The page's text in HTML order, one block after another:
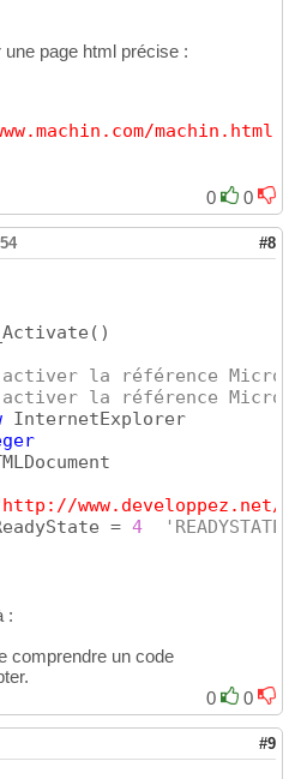
page html précise :
machin.html"
0 0
#8
( )
la référence
la référence
InternetExplorer
www.developpez.net/
= 4
-
:
comprendre un code
0
0
#9